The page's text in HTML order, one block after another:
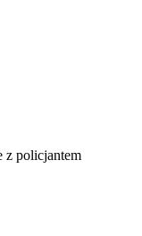
z policjantem